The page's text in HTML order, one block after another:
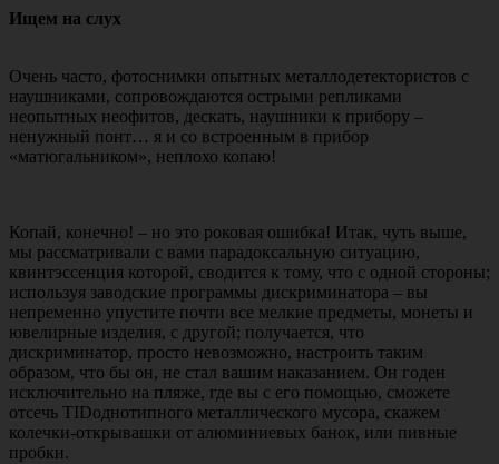
Ищем на слух
Очень часто, фотоснимки опытных металлодетектористов с
наушниками, сопровождаются острыми репликами
неопытных неофитов, дескать, наушники к прибору –
ненужный понт… я и со встроенным в прибор
«матюгальником», неплохо копаю!
Копай, конечно! – но это роковая ошибка! Итак, чуть выше,
мы рассматривали с вами парадоксальную ситуацию,
квинтэссенция которой, сводится к тому, что с одной стороны;
используя заводские программы дискриминатора – вы
непременно упустите почти все мелкие предметы, монеты и
ювелирные изделия, с другой; получается, что
дискриминатор, просто невозможно, настроить таким
образом, что бы он, не стал вашим наказанием. Он годен
исключительно на пляже, где вы с его помощью, сможете
отсечь TIDоднотипного металлического мусора, скажем
колечки-открывашки от алюминиевых банок, или пивные
пробки.